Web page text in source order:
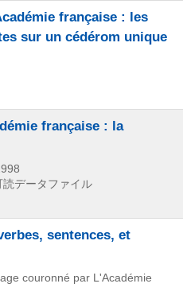
française : les
sur un cédérom unique
française : la
読データファイル
sentences, et
couronné par L'Académie